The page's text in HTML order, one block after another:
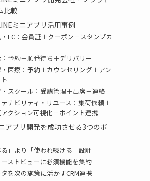
比較
ミニアプリ活用事例
EC：会員証＋クーポン＋スタンプカ
予約＋順番待ち＋デリバリー
医療：予約＋カウンセリング＋アン
スクール：受講管理＋出席＋連絡
ナビリティ・リユース：集荷依頼＋
クション可視化＋ポイント連携
アプリ開発を成功させる3つのポ
る」より「使われ続ける」設計
ーストビューに必須機能を集約
を次の施策に活かすCRM連携